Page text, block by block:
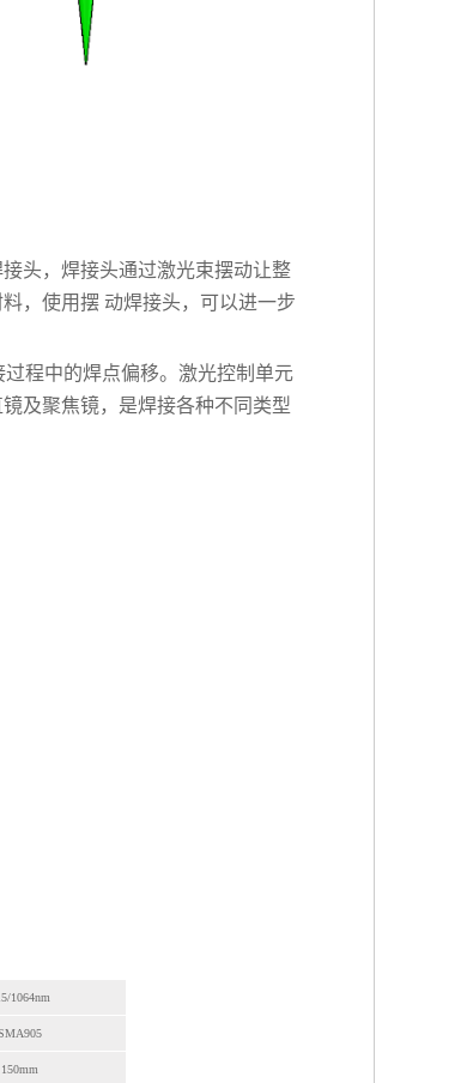
头 ，焊接头通过激光束摆动让整
，使用摆 动焊接头，可以进一步
程中的焊点偏移。激光控制单元
及聚焦镜，是焊接各种不同类型
1064nm
150mm